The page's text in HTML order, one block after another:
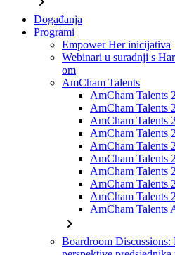
Događanja
Programi
Empower Her inicijativa
Webinari u suradnji s
om
AmCham Talents
AmCham Talents
AmCham Talents
AmCham Talents
AmCham Talents
AmCham Talents
AmCham Talents
AmCham Talents
AmCham Talents
AmCham Talents
AmCham Talents
chevron_right
Boardroom